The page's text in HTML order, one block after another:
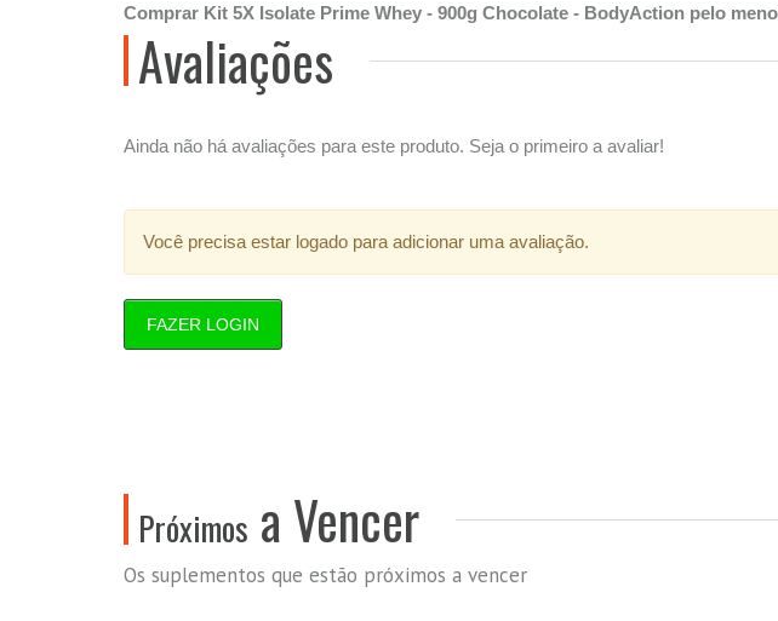
Comprar Kit 5X Isolate Prime Whey - 900g Chocolate - BodyAction pelo
Avaliações
Ainda não há avaliações para este produto. Seja o primeiro a avaliar!
Você precisa estar logado para adicionar uma avaliação.
FAZER LOGIN
Próximos a Vencer
Os suplementos que estão próximos a vencer